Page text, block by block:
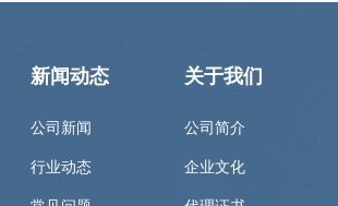
新闻动态
公司新闻
行业动态
关于我们
公司简介
企业文化